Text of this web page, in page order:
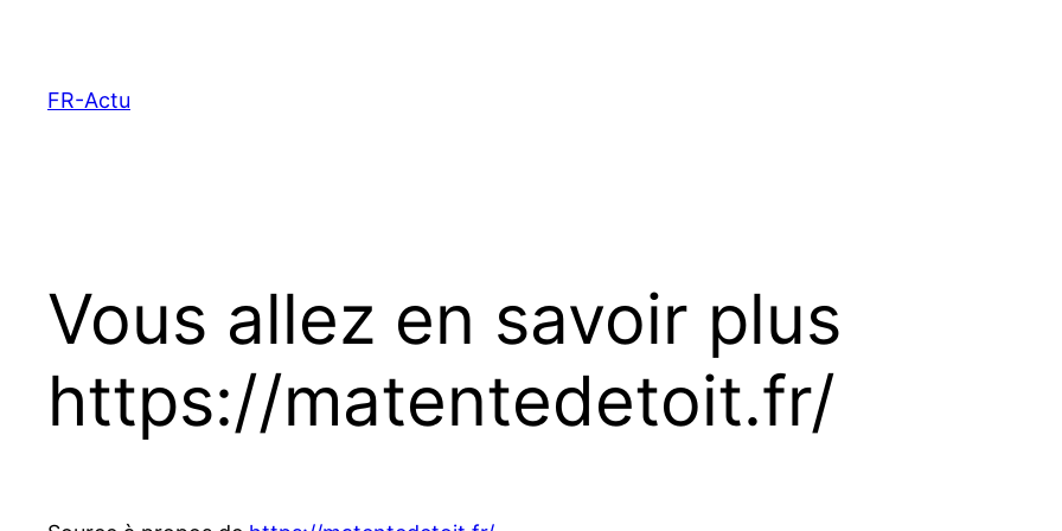
contenu
FR-Actu
Vous allez en savoir plus
https://matentedetoit.fr/